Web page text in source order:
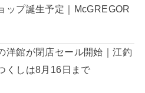
ップ誕生予定｜McGREGOR
洋館が閉店セール開始｜江釣
くしは8月16日まで